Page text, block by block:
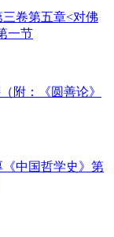
卷第五章<对佛
一节
附：《圆善论》
《中国哲学史》第